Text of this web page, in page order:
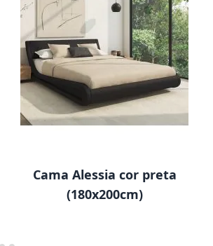
Cama Alessia cor preta
(180x200cm)